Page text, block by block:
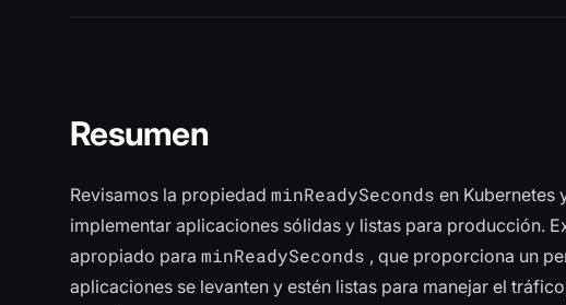
Resumen
Revisamos la propiedad minReadySeconds en Kubernetes
implementar aplicaciones sólidas y listas para producción.
apropiado para minReadySeconds , que proporciona un
aplicaciones se levanten y estén listas para manejar el